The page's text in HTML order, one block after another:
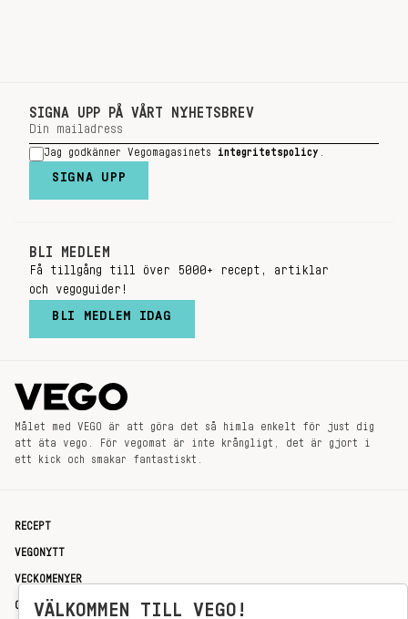
SIGNA UPP PÅ VÅRT NYHETSBREV
Jag godkänner Vegomagasinets integritetspolicy
SIGNA UPP
BLI MEDLEM
Få tillgång till över 5000+ recept, artiklar
och vegoguider!
BLI MEDLEM IDAG
Målet med VEGO är att göra det så himla enkelt för just dig
att äta vego. För vegomat är inte krångligt, det är gjort i
ett kick och smakar fantastiskt.
RECEPT
VEGONYTT
VECKOMENYER
OM OSSVÄLKOMMEN TILL VEGO!